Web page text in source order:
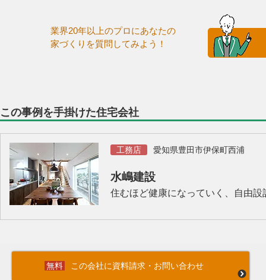
業界20年以上のプロにあなたの
家づくりを質問してみよう！
この事例を手掛けた住宅会社
工務店 愛知県豊田市伊保町西浦
水嶋建設
住むほど健康になっていく、自由設
この会社に資料請求・お問い合わせ